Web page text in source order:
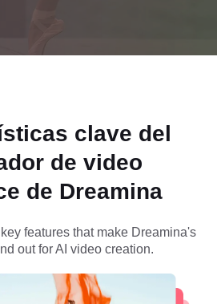
publicar
clave del
de video
de Dreamina
features that make Dreamina's
out for AI video creation.